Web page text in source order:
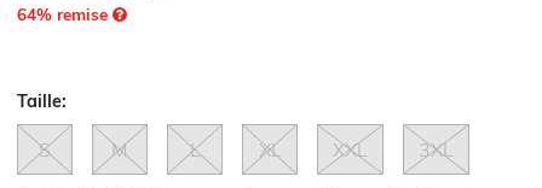
64% remise
Taille:
S M L XL XXL 3XL